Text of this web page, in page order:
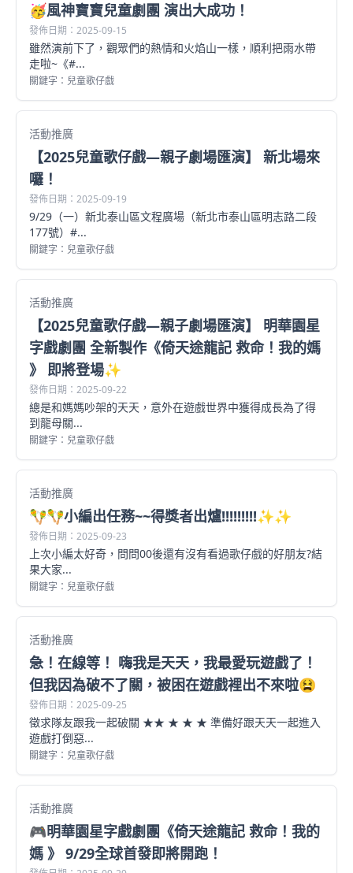
🥳風神寶寶兒童劇團 演出大成功！
發佈日期：2025-09-15
雖然演前下了，觀眾們的熱情和火焰山一樣，順利把雨水帶
走啦~《#...
關鍵字：兒童歌仔戲
活動推廣
【2025兒童歌仔戲—親子劇場匯演】 新北場來
囉！
發佈日期：2025-09-19
9/29（一）新北泰山區文程廣場（新北市泰山區明志路二段
177號）#...
關鍵字：兒童歌仔戲
活動推廣
【2025兒童歌仔戲—親子劇場匯演】 明華園星
字戲劇團 全新製作《倚天途龍記 救命！我的媽
》 即將登場✨
發佈日期：2025-09-22
總是和媽媽吵架的天天，意外在遊戲世界中獲得成長為了得
到龍母關...
關鍵字：兒童歌仔戲
活動推廣
🪇🪇小編出任務~~得獎者出爐!!!!!!!!!✨✨
發佈日期：2025-09-23
上次小編太好奇，問問00後還有沒有看過歌仔戲的好朋友?結
果大家...
關鍵字：兒童歌仔戲
活動推廣
急！在線等！ 嗨我是天天，我最愛玩遊戲了！
但我因為破不了關，被困在遊戲裡出不來啦😫
發佈日期：2025-09-25
徵求隊友跟我一起破關 ★★ ★ ★ ★ 準備好跟天天一起進入
遊戲打倒惡...
關鍵字：兒童歌仔戲
活動推廣
🎮明華園星字戲劇團《倚天途龍記 救命！我的
媽 》 9/29全球首發即將開跑！